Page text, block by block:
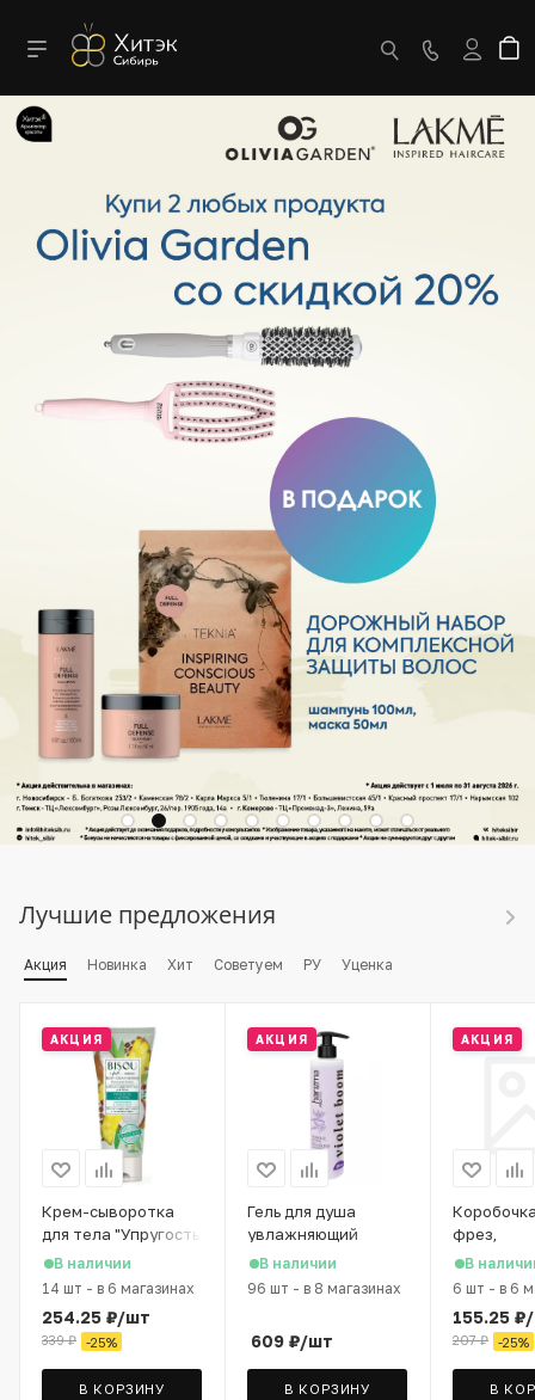
Лучшие предложения
Акция Новинка Хит Советуем РУ Уценка
АКЦИЯ
Крем-сыворотка
для тела "Упругость
и детокс" Bisou, 200
мл
В наличии
14 шт - в 6 магазинах
254.25 ₽/шт
339₽ -25%
В КОРЗИНУ
АКЦИЯ
Гель для душа
увлажняющий
Harizma PROhair
Violet Boom, 400 мл
В наличии
96 шт - в 8 магазинах
609 ₽/шт
В КОРЗИНУ
АКЦИЯ
фрез,
В
6 шт - в 6
155.25 ₽
207₽ -25%
В